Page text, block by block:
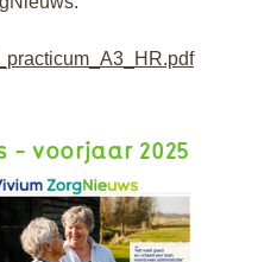
- voorjaar 2025